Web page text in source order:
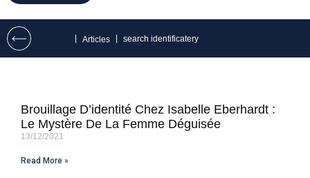
Articles search identificatery
Brouillage D’identité Chez Isabelle Eberhardt :
Le Mystère De La Femme Déguisée
13/12/2021
Read More »